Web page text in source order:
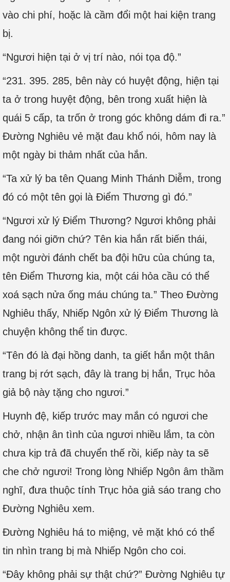
vào chi phí, hoặc là cầm đổi một hai kiện trang
bị.
“Ngươi hiện tại ở vị trí nào, nói tọa độ.”
“231. 395. 285, bên này có huyệt động, hiện tại
ta ở trong huyệt động, bên trong xuất hiện là
quái 5 cấp, ta trốn ở trong góc không dám đi ra.”
Đường Nghiêu vẻ mặt đau khổ nói, hôm nay là
một ngày bi thảm nhất của hắn.
“Ta xử lý ba tên Quang Minh Thánh Diễm, trong
đó có một tên gọi là Điểm Thương gì đó.”
“Ngươi xử lý Điểm Thương? Ngươi không phải
đang nói giỡn chứ? Tên kia hắn rất biến thái,
một người đánh chết ba đội hữu của chúng ta,
tên Điểm Thương kia, một cái hỏa cầu có thể
xoá sạch nửa ống máu chúng ta.” Theo Đường
Nghiêu thấy, Nhiếp Ngôn xử lý Điểm Thương là
chuyện không thể tin được.
“Tên đó là đại hồng danh, ta giết hắn một thân
trang bị rớt sạch, đây là trang bị hắn, Trục hỏa
giả bộ này tặng cho ngươi.”
Huynh đệ, kiếp trước may mắn có ngươi che
chở, nhận ân tình của ngươi nhiều lắm, ta còn
chưa kịp trả đã chuyển thế rồi, kiếp này ta sẽ
che chở ngươi! Trong lòng Nhiếp Ngôn âm thầm
nghĩ, đưa thuộc tính Trục hỏa giả sáo trang cho
Đường Nghiêu xem.
Đường Nghiêu há to miệng, vẻ mặt khó có thể
tin nhìn trang bị mà Nhiếp Ngôn cho coi.
“Đây không phải sự thật chứ?” Đường Nghiêu tự